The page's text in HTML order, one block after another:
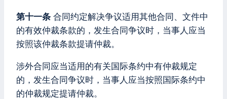
第十一条 合同约定解决争议适用其他合同、文件中
的有效仲裁条款的，发生合同争议时，当事人应当
按照该仲裁条款提请仲裁。
涉外合同应当适用的有关国际条约中有仲裁规定
的，发生合同争议时，当事人应当按照国际条约中
的仲裁规定提请仲裁。